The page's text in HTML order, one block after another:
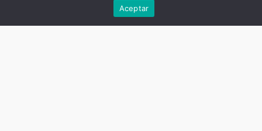
Aceptar